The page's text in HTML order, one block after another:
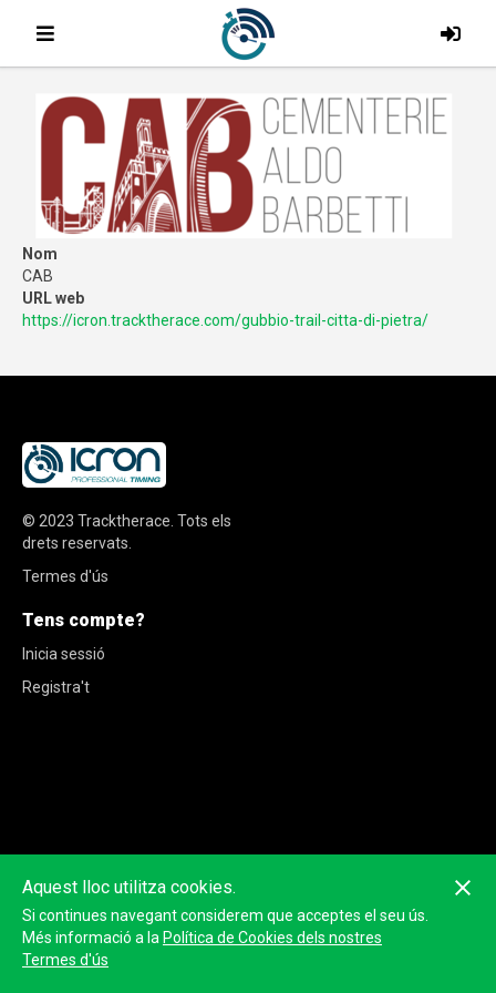
Nom
CAB
URL web
https://icron.tracktherace.com/gubbio-trail-citta-di-pietra/
© 2023 Tracktherace Tots els
drets reservats.
Termes d'ús
Tens compte?
Inicia sessió
Registra't
Aquest lloc utilitza cookies.
Si continues navegant considerem que acceptes el seu ús.
Més informació a la Política de Cookies dels nostres
Termes d'ús